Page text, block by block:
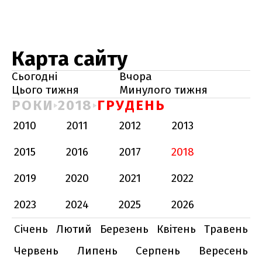
Карта сайту
Сьогодні
Вчора
Цього тижня
Минулого тижня
РОКИ 2018 ГРУДЕНЬ
2010 2011 2012
2013
2015
2016 2017
2018
2019
2020 2021
2022
2023
2024 2025
2026
Січень
Лютий Березень Квітень
Травень
Червень
Липень Серпень
Вересень